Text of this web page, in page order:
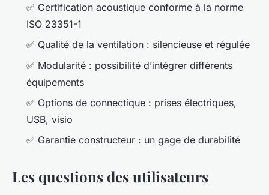
✅ Certification acoustique conforme à la norme
ISO 23351-1
✅ Qualité de la ventilation : silencieuse et régulée
✅ Modularité : possibilité d’intégrer différents
équipements
✅ Options de connectique : prises électriques,
USB, visio
✅ Garantie constructeur : un gage de durabilité
Les questions des utilisateurs